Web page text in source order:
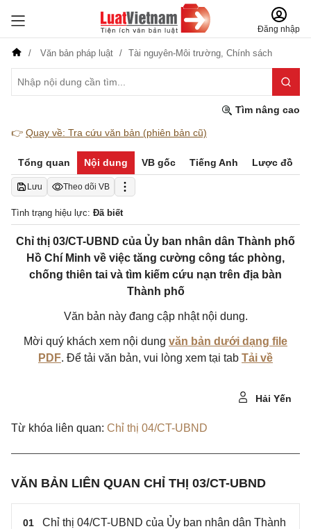
Đăng nhập
Văn bản pháp luật Tài nguyên-Môi trường, Chính sách
Tìm nâng cao
👉 Quay về: Tra cứu văn bản (phiên bản cũ)
Tổng quan Nội dung VB gốc Tiếng Anh Lược đồ
Lưu Theo dõi VB
Tình trạng hiệu lực: Đã biết
Chỉ thị 03/CT-UBND của Ủy ban nhân dân Thành phố
Hồ Chí Minh về việc tăng cường công tác phòng,
chống thiên tai và tìm kiếm cứu nạn trên địa bàn
Thành phố
Văn bản này đang cập nhật nội dung.
Mời quý khách xem nội dung văn bản dưới dạng file
PDF. Để tải văn bản, vui lòng xem tại tab Tải về
Hải Yến
Từ khóa liên quan: Chỉ thị 04/CT-UBND
VĂN BẢN LIÊN QUAN CHỈ THỊ 03/CT-UBND
01
Chỉ thị 04/CT-UBND của Ủy ban nhân dân Thành